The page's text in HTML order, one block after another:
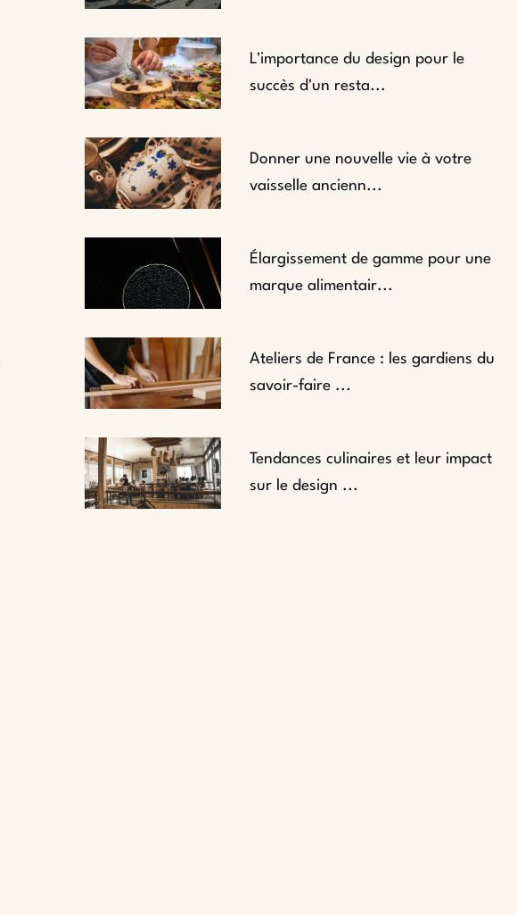
L'importance du design pour le
succès d'un resta...
Donner une nouvelle vie à votre
vaisselle ancienn...
Élargissement de gamme pour une
marque alimentair...
Ateliers de France : les gardiens du
savoir-faire ...
Tendances culinaires et leur impact
sur le design ...